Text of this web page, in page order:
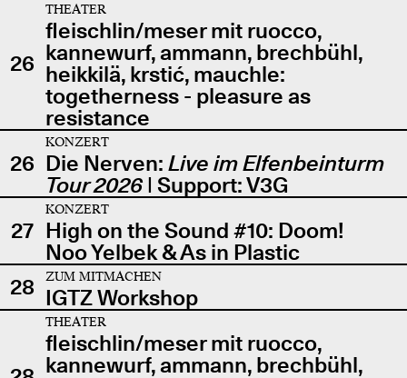
26
THEATER
fleischlin/meser mit ruocco,
kannewurf, ammann, brechbühl,
heikkilä, krstić, mauchle:
togetherness - pleasure as
resistance
26
KONZERT
Die Nerven: Live im Elfenbeinturm
Tour 2026| Support: V3G
27
KONZERT
High on the Sound #10: Doom!
Noo Yelbek & As in Plastic
28
ZUM MITMACHEN
IGTZ Workshop
THEATER
fleischlin/meser mit ruocco,
kannewurf, ammann, brechbühl,